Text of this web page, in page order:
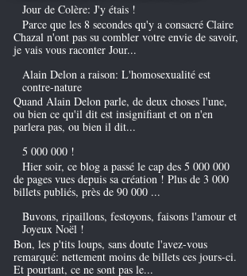
Jour de Colère: J'y étais !
Parce que les 8 secondes qu'y a consacré Claire
Chazal n'ont pas su combler votre envie de savoir,
je vais vous raconter Jour...
Alain Delon a raison: L'homosexualité est
contre-nature
Quand Alain Delon parle, de deux choses l'une,
ou bien ce qu'il dit est insignifiant et on n'en
parlera pas, ou bien il dit...
5 000 000 !
Hier soir, ce blog a passé le cap des 5 000 000
de pages vues depuis sa création ! Plus de 3 000
billets publiés, près de 90 000 ...
Buvons, ripaillons, festoyons, faisons l'amour et
Joyeux Noël !
Bon, les p'tits loups, sans doute l'avez-vous
remarqué: nettement moins de billets ces jours-ci.
Et pourtant, ce ne sont pas le...